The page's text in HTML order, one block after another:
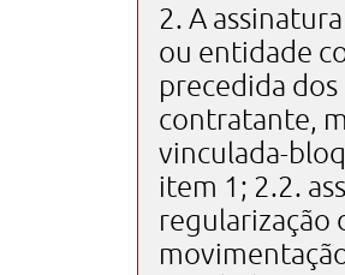
2. A
ou entidade
precedida
contratante,
vinculada-
item 1; 2.2.
regularização